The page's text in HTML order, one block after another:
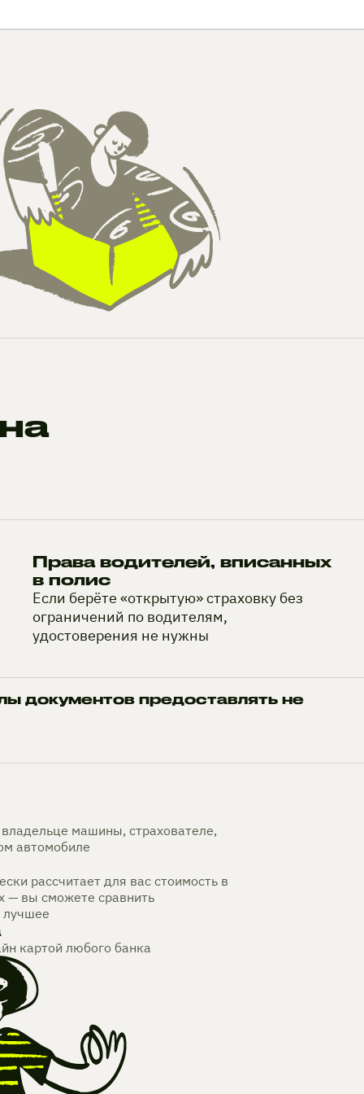
Права водителей, вписанных
в полис
Если берёте «открытую» страховку без
ограничений по водителям,
удостоверения не нужны
документов предоставлять не
машины, страхователе,
автомобиле
рассчитает для вас стоимость в
— вы сможете сравнить
лучшее
картой любого банка